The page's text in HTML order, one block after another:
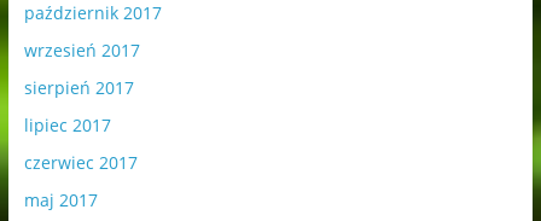
październik 2017
wrzesień 2017
sierpień 2017
lipiec 2017
czerwiec 2017
maj 2017